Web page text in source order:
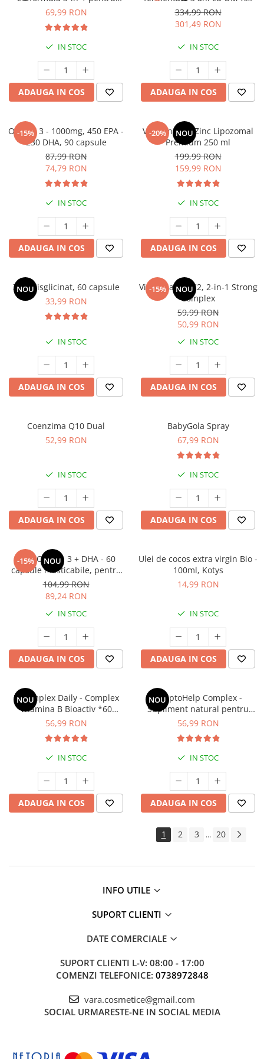
Electroliti
Produse Apicole
Cacao
alergii respiratorii și
69,99 RON
IN STOC
ADAUGA IN COS
*60 cps
334,99 RON
301,49 RON
IN STOC
ADAUGA IN COS
-15%
Omega 3 - 1000mg, 450 EPA -
230 DHA, 90 capsule
87,99 RON
74,79 RON
IN STOC
ADAUGA IN COS
-20% NOU
Vitamina C + Zinc Lipozomal
Premium 250 ml
199,99 RON
159,99 RON
IN STOC
ADAUGA IN COS
NOU
Zinc Bisglicinat, 60 capsule
33,99 RON
IN STOC
ADAUGA IN COS
-15% NOU
Vitamina D3+K2, 2-in-1 Strong
Complex
59,99 RON
50,99 RON
IN STOC
ADAUGA IN COS
Coenzima Q10 Dual
52,99 RON
IN STOC
ADAUGA IN COS
BabyGola Spray
67,99 RON
IN STOC
ADAUGA IN COS
-15% NOU
Kids Omega 3 + DHA - 60
capsule masticabile, pentru
cresterea si dezvoltarea
sanatoasa a copiilor
104,99 RON
89,24 RON
IN STOC
ADAUGA IN COS
Ulei de cocos extra virgin Bio -
100ml, Kotys
14,99 RON
IN STOC
ADAUGA IN COS
NOU
B Complex Daily - Complex
Vitamina B Bioactiv *60
capsule
56,99 RON
IN STOC
ADAUGA IN COS
NOU
AdaptoHelp Complex -
Supliment natural pentru
energie, concentrare și
56,99 RON
IN STOC
ADAUGA IN COS
1 2 3 ... 20
INFO UTILE
SUPORT CLIENTI
DATE COMERCIALE
SUPORT CLIENTI L-V: 08:00 - 17:00
COMENZI TELEFONICE: 0738972848
vara.cosmetice@gmail.com
SOCIAL URMARESTE-NE IN SOCIAL MEDIA